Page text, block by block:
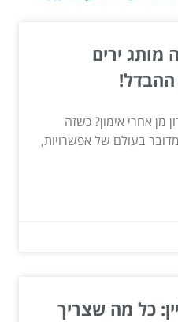
מותג ירים
מן אחרי אימון? כשזה
בעולם של אפשרויות,
כל מה שצריך